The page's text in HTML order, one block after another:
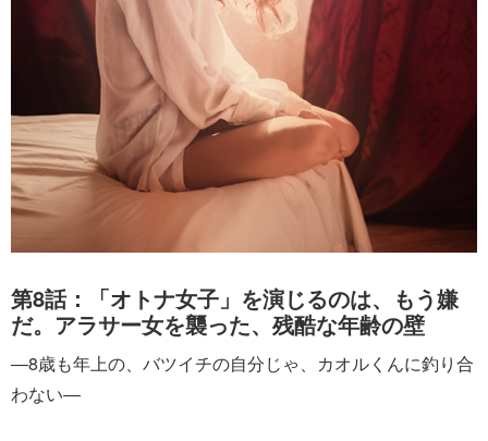
第8話：「オトナ女子」を演じるのは、もう嫌
だ。アラサー女を襲った、残酷な年齢の壁
―8歳も年上の、バツイチの自分じゃ、カオルくんに釣り合
わない―